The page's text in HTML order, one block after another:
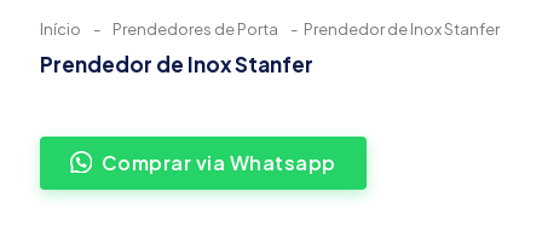
Início - Prendedores de Porta - Prendedor de Inox Stanfer
Prendedor de Inox Stanfer
Comprar via Whatsapp